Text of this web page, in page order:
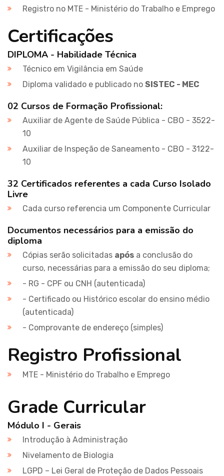
Registro no MTE - Ministério do Trabalho e Emprego
Certificações
DIPLOMA - Habilidade Técnica
Técnico em Vigilância em Saúde
Diploma validado e publicado no SISTEC - MEC
02 Cursos de Formação Profissional:
Auxiliar de Agente de Saúde Pública - CBO - 3522-
10
Auxiliar de Inspeção de Saneamento - CBO - 3122-
10
32 Certificados referentes a cada Curso Isolado
Livre
Cada curso referencia um Componente Curricular
Documentos necessários para a emissão do
diploma
Cópias serão solicitadas após a conclusão do
curso, necessárias para a emissão do seu diploma;
- RG - CPF ou CNH (autenticada)
- Certificado ou Histórico escolar do ensino médio
(autenticada)
- Comprovante de endereço (simples)
Registro Profissional
MTE - Ministério do Trabalho e Emprego
Grade Curricular
Módulo I - Gerais
Introdução à Administração
Nivelamento de Biologia
LGPD – Lei Geral de Proteção de Dados Pessoais